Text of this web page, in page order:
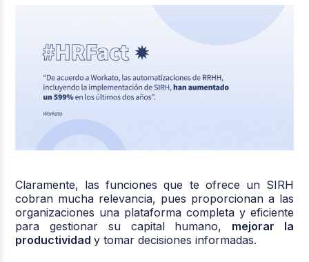
Claramente, las funciones que te ofrece un SIRH
cobran mucha relevancia, pues proporcionan a las
organizaciones una plataforma completa y eficiente
para gestionar su capital humano, mejorar la
productividady tomar decisiones informadas.